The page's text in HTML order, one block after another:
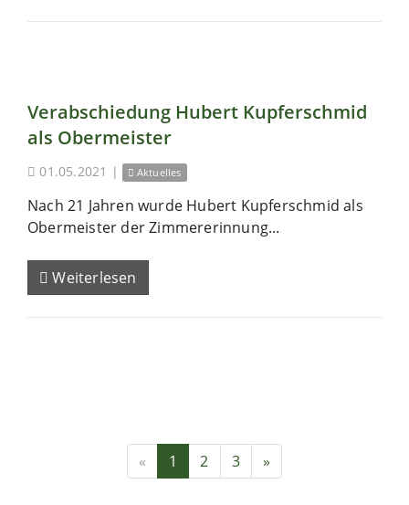
Verabschiedung Hubert Kupferschmid
als Obermeister
01.05.2021 | Aktuelles
Nach 21 Jahren wurde Hubert Kupferschmid als
Obermeister der Zimmererinnung...
Weiterlesen
« 1 2 3 »